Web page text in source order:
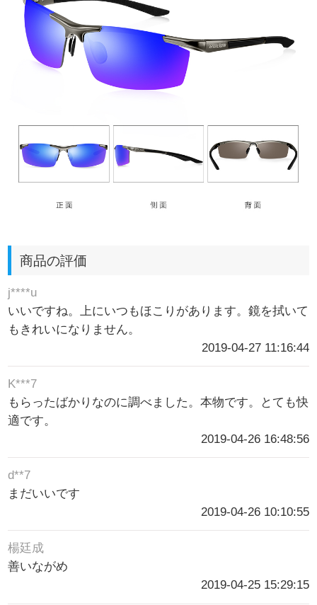
商品の評価
j****u
いいですね。上にいつもほこりがあります。鏡を拭いて
もきれいになりません。
2019-04-27 11:16:44
K***7
もらったばかりなのに調べました。本物です。とても快
適です。
2019-04-26 16:48:56
d**7
まだいいです
2019-04-26 10:10:55
楊廷成
善いながめ
2019-04-25 15:29:15